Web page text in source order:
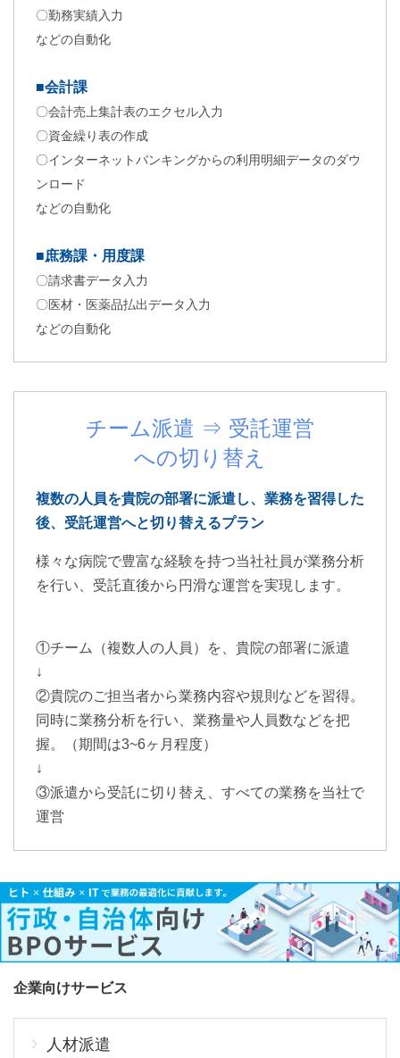
企業向けサービス
人材派遣
〇勤務実績入力
などの自動化
■会計課
〇会計売上集計表のエクセル入力
〇資金繰り表の作成
〇インターネットバンキングからの利用明細データのダウ
ンロード
などの自動化
■庶務課・用度課
〇請求書データ入力
〇医材・医薬品払出データ入力
などの自動化
チーム派遣 ⇒ 受託運営
への切り替え
複数の人員を貴院の部署に派遣し、業務を習得した
後、受託運営へと切り替えるプラン
様々な病院で豊富な経験を持つ当社社員が業務分析
を行い、受託直後から円滑な運営を実現します。
①チーム（複数人の人員）を、貴院の部署に派遣
↓
②貴院のご担当者から業務内容や規則などを習得。
同時に業務分析を行い、業務量や人員数などを把
握。（期間は3~6ヶ月程度）
↓
③派遣から受託に切り替え、すべての業務を当社で
運営